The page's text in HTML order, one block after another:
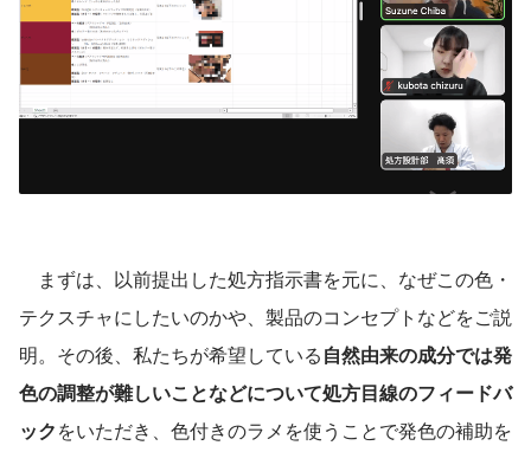
まずは、以前提出した処方指示書を元に、なぜこの色・
テクスチャにしたいのかや、製品のコンセプトなどをご説
明。その後、私たちが希望している自然由来の成分では発
色の調整が難しいことなどについて処方目線のフィードバ
ックをいただき、色付きのラメを使うことで発色の補助を